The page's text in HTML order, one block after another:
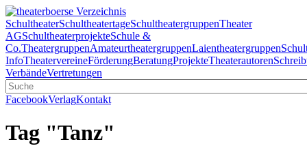
SchultheaterSchultheatertageSchultheatergruppenTheater
AGSchultheaterprojekteSchule &
Co.TheatergruppenAmateurtheatergruppenLaientheatergruppen
InfoTheatervereineFörderungBeratungProjekteTheaterautoren
VerbändeVertretungen
FacebookVerlagKontakt
Tag "Tanz"